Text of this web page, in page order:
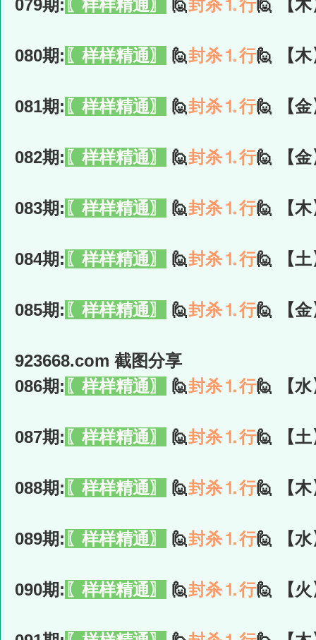
079期: 〖样样精通〗 🙋封杀⒈行🙋 【
080期: 〖样样精通〗 🙋封杀⒈行🙋 【
081期: 〖样样精通〗 🙋封杀⒈行🙋 【
082期: 〖样样精通〗 🙋封杀⒈行🙋 【
083期: 〖样样精通〗 🙋封杀⒈行🙋 【
084期: 〖样样精通〗 🙋封杀⒈行🙋 【
085期: 〖样样精通〗 🙋封杀⒈行🙋 【
923668.com 截图分享
086期: 〖样样精通〗 🙋封杀⒈行🙋 【
087期: 〖样样精通〗 🙋封杀⒈行🙋 【
088期: 〖样样精通〗 🙋封杀⒈行🙋 【
089期: 〖样样精通〗 🙋封杀⒈行🙋 【
090期: 〖样样精通〗 🙋封杀⒈行🙋 【